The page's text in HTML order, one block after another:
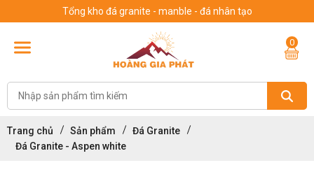
Tổng kho đá granite - manble - đá nhân tạo
0
Trang chủ Sản phẩm
Đá Granite
Đá Granite - Aspen white